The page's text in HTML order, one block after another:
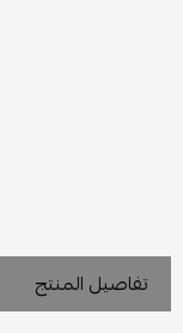
تفاصيل المنتج